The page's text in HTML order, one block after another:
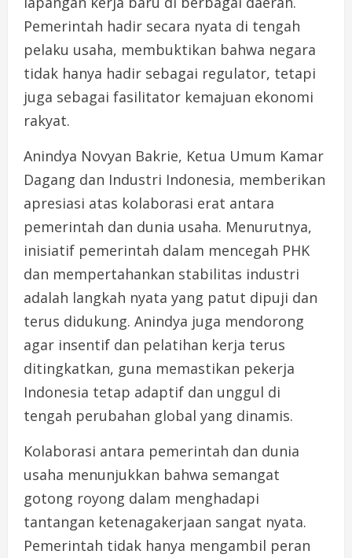
Pemerintah hadir secara nyata di tengah
pelaku usaha, membuktikan bahwa negara
tidak hanya hadir sebagai regulator, tetapi
juga sebagai fasilitator kemajuan ekonomi
rakyat.
Anindya Novyan Bakrie, Ketua Umum Kamar
Dagang dan Industri Indonesia, memberikan
apresiasi atas kolaborasi erat antara
pemerintah dan dunia usaha. Menurutnya,
inisiatif pemerintah dalam mencegah PHK
dan mempertahankan stabilitas industri
adalah langkah nyata yang patut dipuji dan
terus didukung. Anindya juga mendorong
agar insentif dan pelatihan kerja terus
ditingkatkan, guna memastikan pekerja
Indonesia tetap adaptif dan unggul di
tengah perubahan global yang dinamis.
Kolaborasi antara pemerintah dan dunia
usaha menunjukkan bahwa semangat
gotong royong dalam menghadapi
tantangan ketenagakerjaan sangat nyata.
Pemerintah tidak hanya mengambil peran